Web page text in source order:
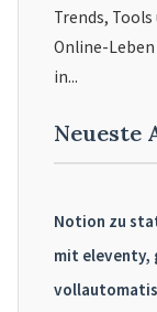
Trends,
Online-
in...
Neueste
Notion zu
mit eleventy,